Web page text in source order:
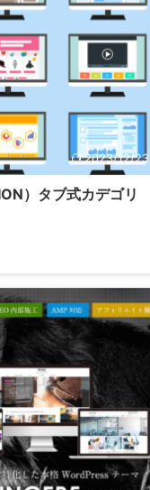
2023/12/23
）タブ式カデゴリ